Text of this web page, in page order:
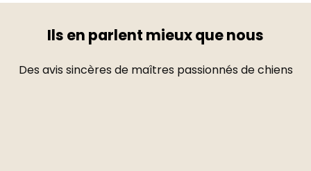
Ils en parlent mieux que nous
Des avis sincères de maîtres passionnés de chiens